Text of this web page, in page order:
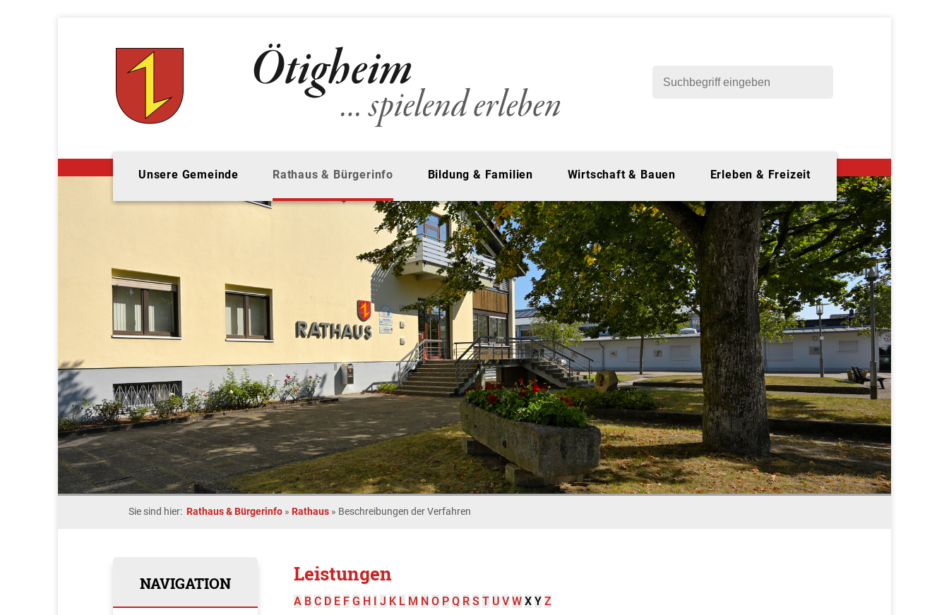
Unsere Gemeinde Rathaus & Bürgerinfo Bildung & Familien Wirtschaft & Bauen Erleben & Freizeit
Sie sind hier: Rathaus & Bürgerinfo » Rathaus » Beschreibungen der Verfahren
NAVIGATION Leistungen
A B C D E F G H I J K L M N O P Q R S T U V W X Y Z